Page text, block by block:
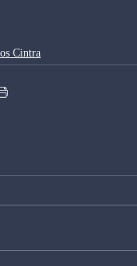
Cintra